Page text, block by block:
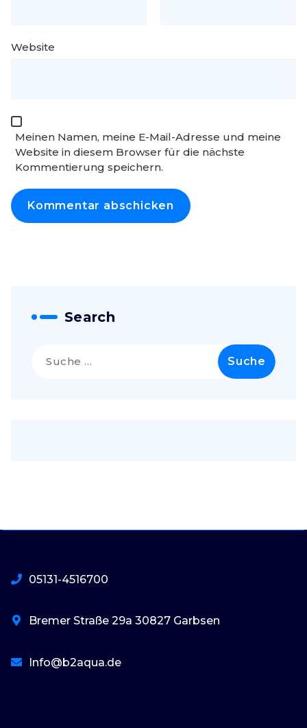
Website
Meinen Namen, meine E-Mail-Adresse und meine
Website in diesem Browser für die nächste
Kommentierung speichern.
Search
nach:
05131-4516700
Bremer Straße 29a 30827 Garbsen
Info@b2aqua.de